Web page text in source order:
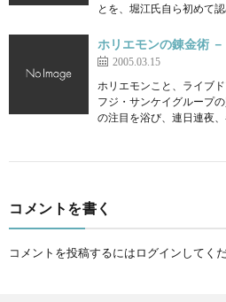
とを、堀江氏自ら初めて
ホリエモンの錬金術 －
2005.03.15
ホリエモンこと、ライブ
フジ・サンケイグループ
の注目を浴び、連日連夜
コメントを書く
コメントを投稿するにはログインしてく